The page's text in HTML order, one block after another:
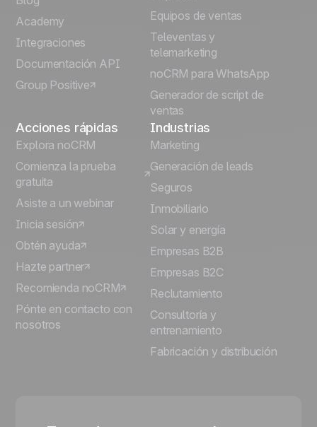
Português
Italiano
Deutsch
Academy
Integraciones
Documentación API
Group Positive
Equipos de ventas
Televentas y
telemarketing
noCRM para WhatsApp
Generador de script de
ventas
Acciones rápidas
Explora noCRM
Comienza la prueba
gratuita
Asiste a un webinar
Inicia sesión
Obtén ayuda
Hazte partner
Recomienda noCRM
Pónte en contacto con
nosotros
Industrias
Marketing
Generación de leads
Seguros
Inmobiliario
Solar y energía
Empresas B2B
Empresas B2C
Reclutamiento
Consultoría y
entrenamiento
Fabricación y distribución